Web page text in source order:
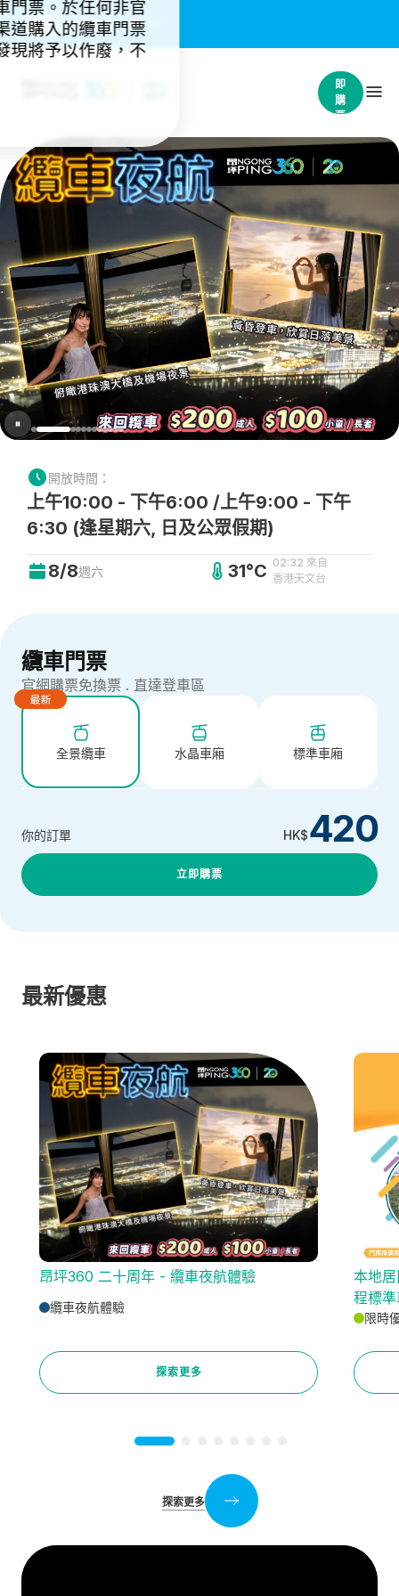
重要通知：(4)
立
即
購
票
門票。於任何非官
道購入的纜車門票
現將予以作廢，不
Night Ride
開放時間：
上午10:00 - 下午6:00 /上午9:00 - 下午
6:30 (逢星期六, 日及公眾假期)
8/8週六 31°C 02:32 來自
香港天文台
纜車門票
官網購票免換票 . 直達登車區
全景纜車 水晶車廂 標準車廂
你的訂單 HK$420
立即購票
最新優惠
昂坪360 二十周年 - 纜車夜航體驗
纜車夜航體驗
探索更多
本地
程標
限時
探索更多